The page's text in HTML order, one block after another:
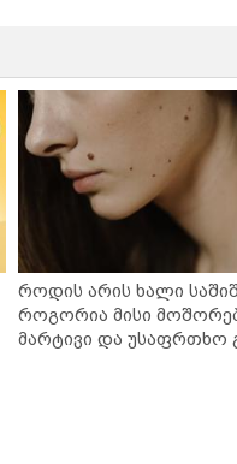
როდის არის ხალი
როგორია მისი
მარტივი და უსაფრთხო